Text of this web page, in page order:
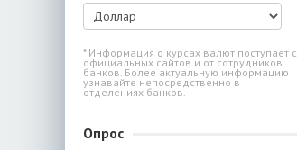
* Информация о курсах валют поступает с
официальных сайтов и от сотрудников
банков. Более актуальную информацию
узнавайте непосредственно в
отделениях банков.
Опрос